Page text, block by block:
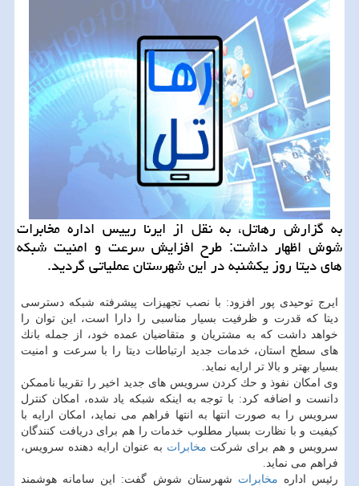
به گزارش رهاتل، به نقل از ایرنا رییس اداره مخابرات
شوش اظهار داشت: طرح افزایش سرعت و امنیت شبكه
های دیتا روز یكشنبه در این شهرستان عملیاتی گردید.
ایرج توحیدی پور افزود: با نصب تجهیزات پیشرفته شبكه دسترسی
دیتا كه قدرت و ظرفیت بسیار مناسبی را دارا است، این توان را
خواهد داشت كه به مشتریان و متقاضیان عمده خود، از جمله بانك
های سطح استان، خدمات جدید ارتباطات دیتا را با سرعت و امنیت
بسیار بهتر و بالا تر ارایه نماید.
وی امكان نفوذ و حك كردن سرویس های جدید اخیر را تقریبا ناممكن
دانست و اضافه كرد: با توجه به اینكه شبكه یاد شده، امكان كنترل
سرویس را به صورت انتها به انتها فراهم می نماید، امكان ارایه با
كیفیت و با نظارت بسیار مطلوب خدمات را هم برای دریافت كنندگان
سرویس و هم برای شركت مخابرات به عنوان ارایه دهنده سرویس،
فراهم می نماید.
رئیس اداره مخابرات شهرستان شوش گفت: این سامانه هوشمند